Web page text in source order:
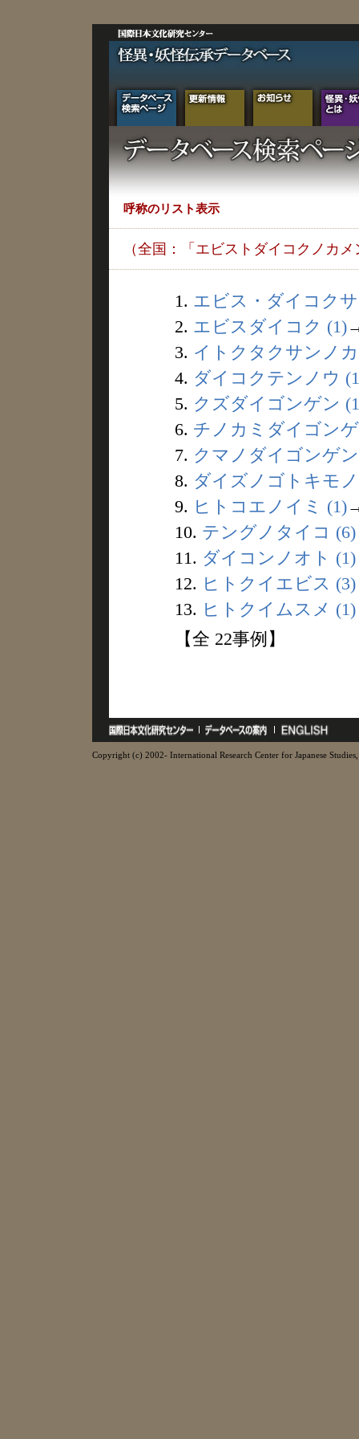
呼称のリスト表示
（全国：「エビストダイコクノカ
1. エビス・ダイコク
2. エビスダイコク (1)
3. イトクタクサンノ
4. ダイコクテンノウ
5. クズダイゴンゲン
6. チノカミダイゴン
7. クマノダイゴンゲ
8. ダイズノゴトキモ
9. ヒトコエノイミ (1)
10. テングノタイコ (6)
11. ダイコンノオト (1)
12. ヒトクイエビス (3)
13. ヒトクイムスメ (1)
【全 22事例】
Copyright (c) 2002- International Research Center for Japanese